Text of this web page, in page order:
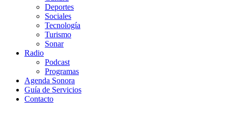
Deportes
Sociales
Tecnología
Turismo
Sonar
Radio
Podcast
Programas
Agenda Sonora
Guía de Servicios
Contacto